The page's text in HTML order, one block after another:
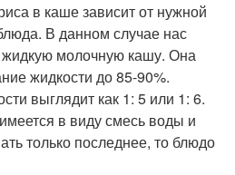
в каше зависит от нужной
В данном случае нас
жидкую молочную кашу. Она
жидкости до 85-90%.
выглядит как 1: 5 или 1: 6.
в виду смесь воды и
только последнее, то блюдо